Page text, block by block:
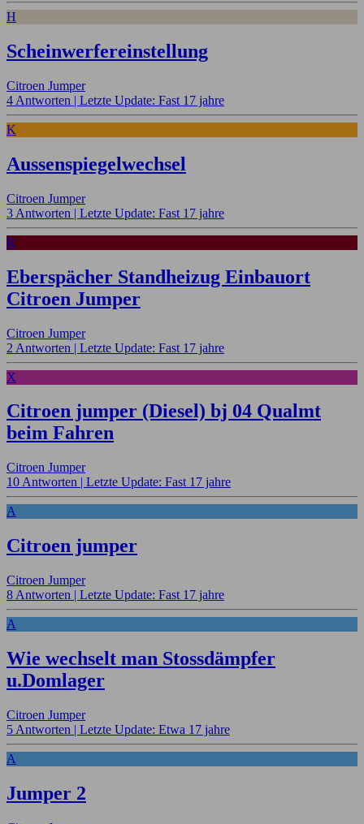
H
Scheinwerfereinstellung
Citroen Jumper
4 Antworten | Letzte Update: Fast 17 jahre
K
Aussenspiegelwechsel
Citroen Jumper
3 Antworten | Letzte Update: Fast 17 jahre
R
Eberspächer Standheizug Einbauort
Citroen Jumper
Citroen Jumper
2 Antworten | Letzte Update: Fast 17 jahre
X
Citroen jumper (Diesel) bj 04 Qualmt
beim Fahren
Citroen Jumper
10 Antworten | Letzte Update: Fast 17 jahre
A
Citroen jumper
Citroen Jumper
8 Antworten | Letzte Update: Fast 17 jahre
A
Wie wechselt man Stossdämpfer
u.Domlager
Citroen Jumper
5 Antworten | Letzte Update: Etwa 17 jahre
A
Jumper 2